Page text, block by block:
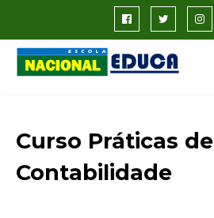
Curso Práticas de
Contabilidade